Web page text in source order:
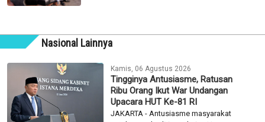
dari Lantai 3
Kamis, 06 Agustus 2026
Vendor SixNine Padel Ungkap Alasan Tebang
10 Pohon di Jalan Riau
Kamis, 06 Agustus 2026